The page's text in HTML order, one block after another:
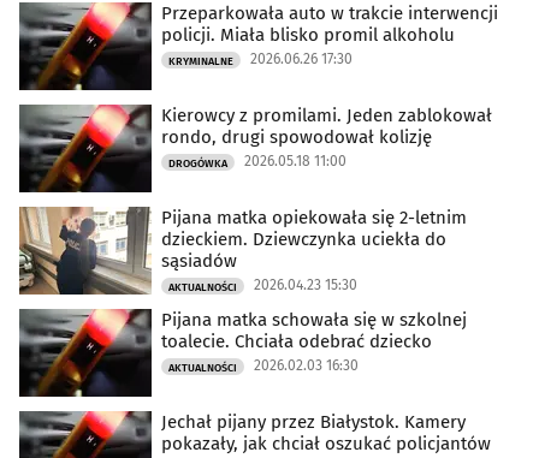
Przeparkowała auto w trakcie interwencji
policji. Miała blisko promil alkoholu
KRYMINALNE 2026.06.26 17:30
Kierowcy z promilami. Jeden zablokował
rondo, drugi spowodował kolizję
DROGÓWKA 2026.05.18 11:00
Pijana matka opiekowała się 2-letnim
dzieckiem. Dziewczynka uciekła do
sąsiadów
AKTUALNOŚCI 2026.04.23 15:30
Pijana matka schowała się w szkolnej
toalecie. Chciała odebrać dziecko
AKTUALNOŚCI 2026.02.03 16:30
Jechał pijany przez Białystok. Kamery
pokazały, jak chciał oszukać policjantów